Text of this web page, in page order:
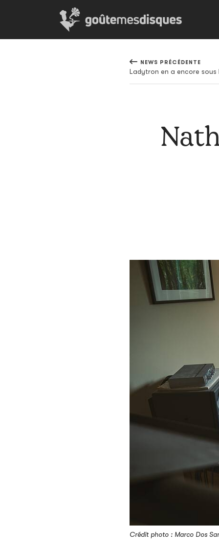
NEWS PRÉCÉDENTE
Ladytron en a encore
Crédit photo : Marco Dos